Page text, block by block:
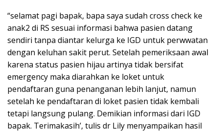
“selamat pagi bapak, bapa saya sudah cross check ke
anak2 di RS sesuai informasi bahwa pasien datang
sendiri tanpa diantar kelurga ke IGD untuk perwwatan
dengan keluhan sakit perut. Setelah pemeriksaan awal
karena status pasien hijau artinya tidak bersifat
emergency maka diarahkan ke loket untuk
pendaftaran guna penanganan lebih lanjut, namun
setelah ke pendaftaran di loket pasien tidak kembali
tetapi langsung pulang. Demikian informasi dari IGD
bapak. Terimakasih’, tulis dr Lily menyampaikan hasil